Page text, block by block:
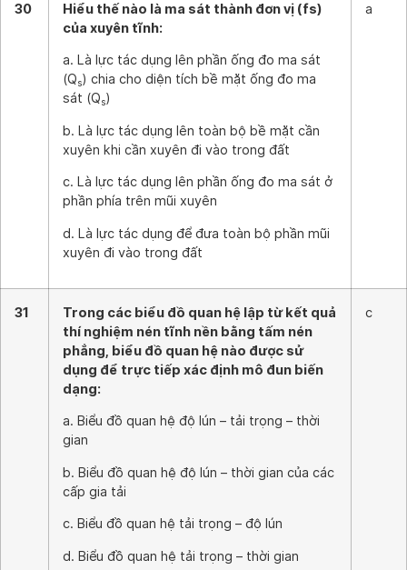
30
Hiểu thế nào là ma sát thành đơn vị (fs)
của xuyên tĩnh:
a. Là lực tác dụng lên phần ống đo ma sát
(Qs) chia cho diện tích bề mặt ống đo ma
sát (Qs)
b. Là lực tác dụng lên toàn bộ bề mặt cần
xuyên khi cần xuyên đi vào trong đất
c. Là lực tác dụng lên phần ống đo ma sát ở
phần phía trên mũi xuyên
d. Là lực tác dụng để đưa toàn bộ phần mũi
xuyên đi vào trong đất
a
31
Trong các biểu đồ quan hệ lập từ kết quả
thí nghiệm nén tĩnh nền bằng tấm nén
phẳng, biểu đồ quan hệ nào được sử
dụng để trực tiếp xác định mô đun biến
dạng:
a. Biểu đồ quan hệ độ lún – tải trọng – thời
gian
b. Biểu đồ quan hệ độ lún – thời gian của các
cấp gia tải
c. Biểu đồ quan hệ tải trọng – độ lún
d. Biểu đồ quan hệ tải trọng – thời gian
c